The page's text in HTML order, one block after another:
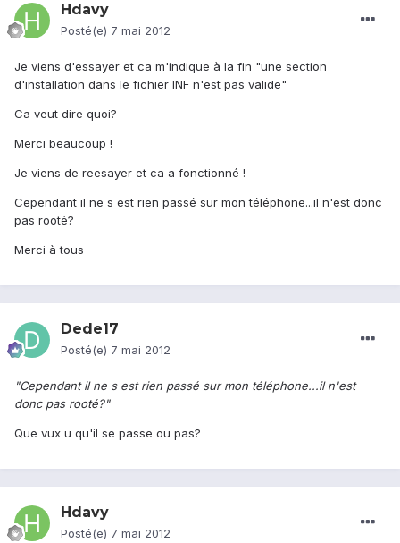
Hdavy
Posté(e) 7 mai 2012
Je viens d'essayer et ca m'indique à la fin "une section
d'installation dans le fichier INF n'est pas valide"
Ca veut dire quoi?
Merci beaucoup !
Je viens de reesayer et ca a fonctionné !
Cependant il ne s est rien passé sur mon téléphone...il n'est donc
pas rooté?
Merci à tous
Dede17
Posté(e) 7 mai 2012
"Cependant il ne s est rien passé sur mon téléphone...il n'est
donc pas rooté?"
Que vux u qu'il se passe ou pas?
Hdavy
Posté(e) 7 mai 2012